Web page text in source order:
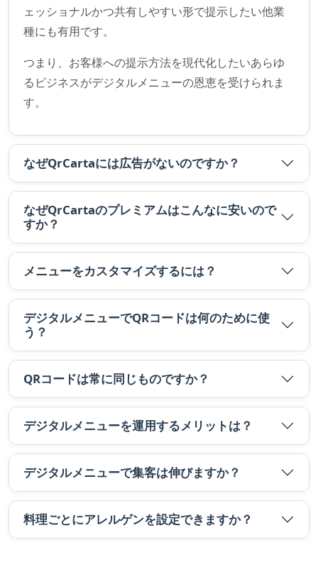
ェッショナルかつ共有しやすい形で提示したい他業
種にも有用です。
つまり、お客様への提示方法を現代化したいあらゆ
るビジネスがデジタルメニューの恩恵を受けられま
す。
なぜQrCartaには広告がないのですか？
なぜQrCartaのプレミアムはこんなに安いので
すか？
メニューをカスタマイズするには？
デジタルメニューでQRコードは何のために使
う？
QRコードは常に同じものですか？
デジタルメニューを運用するメリットは？
デジタルメニューで集客は伸びますか？
料理ごとにアレルゲンを設定できますか？